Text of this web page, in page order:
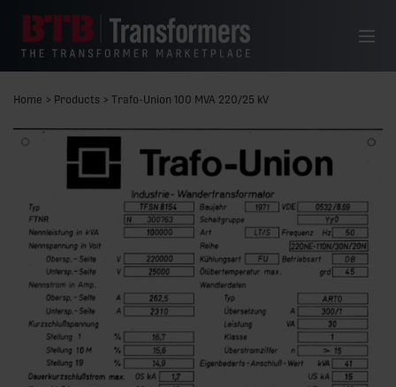
Valikko
Home > Products > Trafo-Union 100 MVA 220/25 kV